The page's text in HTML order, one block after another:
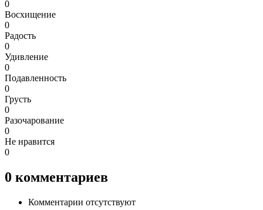
0
Восхищение
0
Радость
0
Удивление
0
Подавленность
0
Грусть
0
Разочарование
0
Не нравится
0
0 комментариев
Комментарии отсутствуют